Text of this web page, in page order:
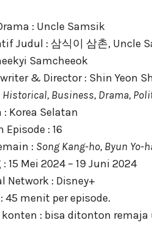
: Uncle Samsik
Judul : 삼식이 삼촌, Uncle
Samcheeok
& Director : Shin Yeon
Historical, Business, Drama,
: Korea Selatan
Episode : 16
: Song Kang-ho, Byun Yo-
: 15 Mei 2024 – 19 Juni 2024
Network : Disney+
45 menit per episode.
: bisa ditonton